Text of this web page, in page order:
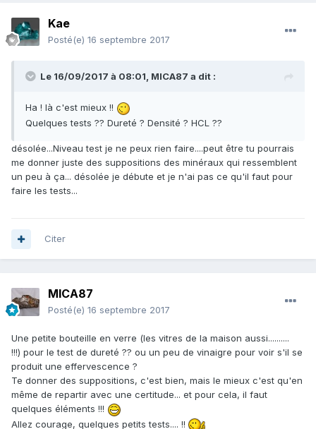
Kae
Posté(e) 16 septembre 2017
Le 16/09/2017 à 08:01, MICA87 a dit :
Ha ! là c'est mieux !!
Quelques tests ?? Dureté ? Densité ? HCL ??
désolée...Niveau test je ne peux rien faire....peut être tu pourrais
me donner juste des suppositions des minéraux qui ressemblent
un peu à ça... désolée je débute et je n'ai pas ce qu'il faut pour
faire les tests...
Citer
MICA87
Posté(e) 16 septembre 2017
Une petite bouteille en verre (les vitres de la maison aussi..........
!!!) pour le test de dureté ?? ou un peu de vinaigre pour voir s'il se
produit une effervescence ?
Te donner des suppositions, c'est bien, mais le mieux c'est qu'en
même de repartir avec une certitude... et pour cela, il faut
quelques éléments !!!
Allez courage, quelques petits tests.... !!